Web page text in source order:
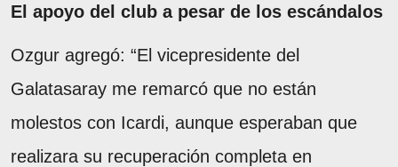
El apoyo del club a pesar de los escándalos
Ozgur agregó: “El vicepresidente del
Galatasaray me remarcó que no están
molestos con Icardi, aunque esperaban que
realizara su recuperación completa en